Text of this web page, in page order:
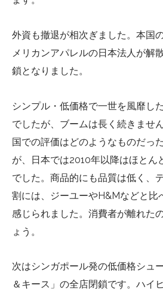
外資も撤退が相次ぎました。本国
メリカンアパレルの日本法人が解
鎖となりました。
シンプル・低価格で一世を風靡し
でしたが、ブームは長く続きませ
国での評価はどのようなものだっ
が、日本では2010年以降はほとん
でした。商品的にも品質は低く、
割には、ジーユーやH&Mなどと比
感じられました。消費者が離れた
ょう。
次はシンガポール発の低価格シュ
＆キース」の全店閉鎖です。ハイ